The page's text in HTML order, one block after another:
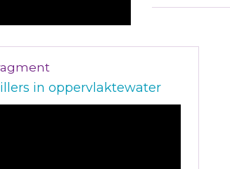
in oppervlaktewater